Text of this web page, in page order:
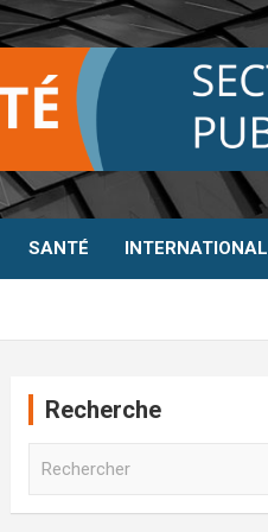
SANTÉ INTERNATIONAL
Recherche